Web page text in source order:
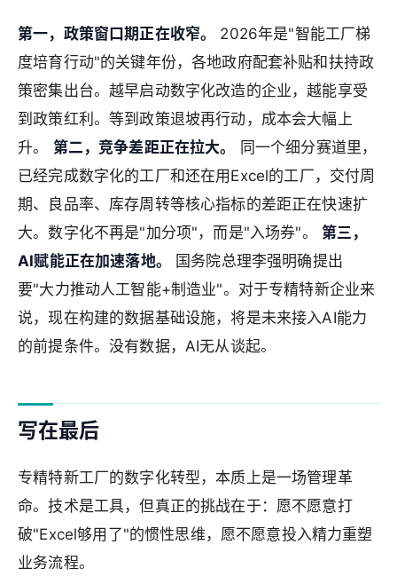
第一，政策窗口期正在收窄。
2026年是"智能工厂梯
度培育行动"的关键年份，各地政府配套补贴和扶持政
策密集出台。越早启动数字化改造的企业，越能享受
到政策红利。等到政策退坡再行动，成本会大幅上
升。 第二，竞争差距正在拉大。
同一个细分赛道里，
已经完成数字化的工厂和还在用Excel的工厂，交付周
期、良品率、库存周转等核心指标的差距正在快速扩
大。数字化不再是"加分项"，而是"入场券"。 第三，
AI赋能正在加速落地。
国务院总理李强明确提出
要"大力推动人工智能+制造业"。对于专精特新企业来
说，现在构建的数据基础设施，将是未来接入AI能力
的前提条件。没有数据，AI无从谈起。
写在最后
专精特新工厂的数字化转型，本质上是一场管理革
命。技术是工具，但真正的挑战在于：愿不愿意打
破"Excel够用了"的惯性思维，愿不愿意投入精力重塑
业务流程。